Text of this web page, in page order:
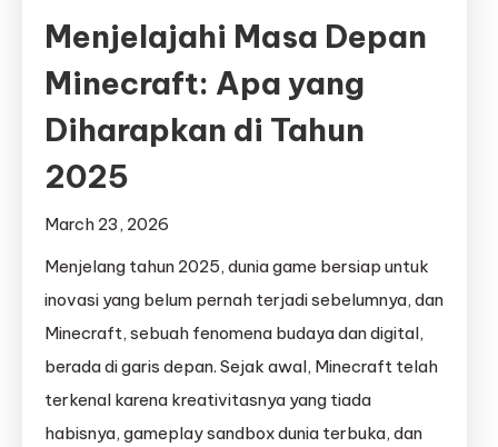
Menjelajahi Masa Depan
Minecraft: Apa yang
Diharapkan di Tahun
2025
March 23, 2026
Menjelang tahun 2025, dunia game bersiap untuk
inovasi yang belum pernah terjadi sebelumnya, dan
Minecraft, sebuah fenomena budaya dan digital,
berada di garis depan. Sejak awal, Minecraft telah
terkenal karena kreativitasnya yang tiada
habisnya, gameplay sandbox dunia terbuka, dan